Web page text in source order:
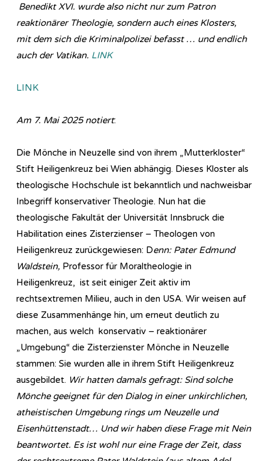
Benedikt XVI. wurde also nicht nur zum Patron
reaktionärer Theologie, sondern auch eines Klosters,
mit dem sich die Kriminalpolizei befasst … und endlich
auch der Vatikan. LINK
LINK
Am 7. Mai 2025 notiert:
Die Mönche in Neuzelle sind von ihrem „Mutterkloster“
Stift Heiligenkreuz bei Wien abhängig. Dieses Kloster als
theologische Hochschule ist bekanntlich und nachweisbar
Inbegriff konservativer Theologie. Nun hat die
theologische Fakultät der Universität Innsbruck die
Habilitation eines Zisterzienser – Theologen von
Heiligenkreuz zurückgewiesen: Denn: Pater Edmund
Waldstein, Professor für Moraltheologie in
Heiligenkreuz, ist seit einiger Zeit aktiv im
rechtsextremen Milieu, auch in den USA. Wir weisen auf
diese Zusammenhänge hin, um erneut deutlich zu
machen, aus welch konservativ – reaktionärer
„Umgebung“ die Zisterzienster Mönche in Neuzelle
stammen: Sie wurden alle in ihrem Stift Heiligenkreuz
ausgebildet. Wir hatten damals gefragt: Sind solche
Mönche geeignet für den Dialog in einer unkirchlichen,
atheistischen Umgebung rings um Neuzelle und
Eisenhüttenstadt… Und wir haben diese Frage mit Nein
beantwortet. Es ist wohl nur eine Frage der Zeit, dass